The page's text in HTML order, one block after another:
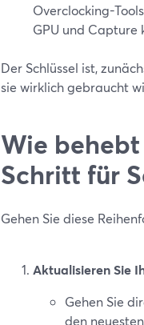
Overclocking-
GPU und Capture
Der Schlüssel ist,
sie wirklich gebraucht
Wie
Schritt für
Gehen Sie diese
Aktualisieren Sie
Gehen Sie
den